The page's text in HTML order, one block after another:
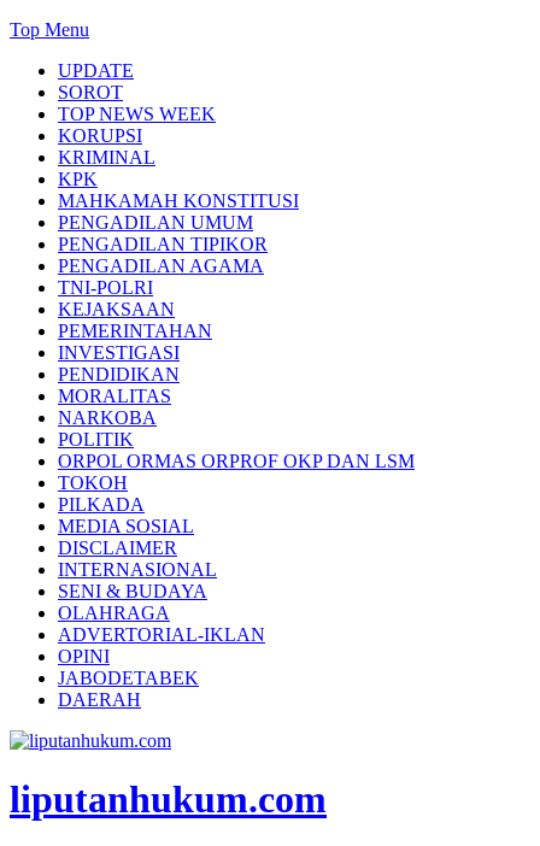
Top Menu
UPDATE
SOROT
TOP NEWS WEEK
KORUPSI
KRIMINAL
KPK
MAHKAMAH KONSTITUSI
PENGADILAN UMUM
PENGADILAN TIPIKOR
PENGADILAN AGAMA
TNI-POLRI
KEJAKSAAN
PEMERINTAHAN
INVESTIGASI
PENDIDIKAN
MORALITAS
NARKOBA
POLITIK
ORPOL ORMAS ORPROF OKP DAN LSM
TOKOH
PILKADA
MEDIA SOSIAL
DISCLAIMER
INTERNASIONAL
SENI & BUDAYA
OLAHRAGA
ADVERTORIAL-IKLAN
OPINI
JABODETABEK
DAERAH
liputanhukum.com